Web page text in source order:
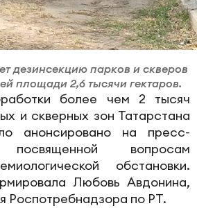
дезинсекцию парков и скверов
площади 2,6 тысячи гектаров.
более чем 2 тысяч
и скверных зон Татарстана
анонсировано на пресс-
посвященной вопросам
обстановки.
Любовь Авдонина,
Роспотребнадзора по РТ.